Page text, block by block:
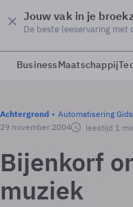
Jouw vak in je
De beste leeservaring met
BusinessMaatschappij
Achtergrond Automatisering Gids
29 november 2004
leestijd 1
Bijenkorf
muziek